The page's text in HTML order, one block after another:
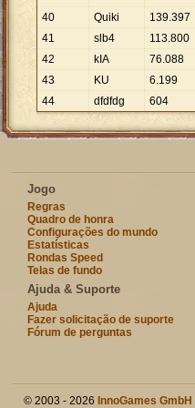
40
Quiki 139.397
41
slb4 113.800
42
kIA 76.088
43
KU 6.199
44
dfdfdg 604
Jogo
Regras
Quadro de honra
Configurações do mundo
Estatísticas
Rondas Speed
Telas de fundo
Ajuda & Suporte
Ajuda
Fazer solicitação de suporte
Fórum de perguntas
© 2003 - 2026 InnoGames GmbH